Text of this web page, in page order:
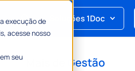
execução de
acesse nosso
seu
Soluções 1Doc
Gestão